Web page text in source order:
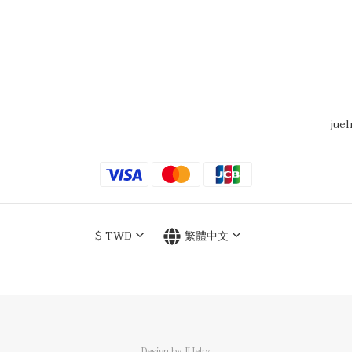
$ TWD 繁體中文